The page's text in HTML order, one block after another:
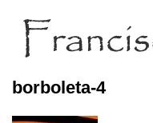
borboleta-4